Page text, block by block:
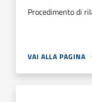
Procedimento di
VAI ALLA PAGINA